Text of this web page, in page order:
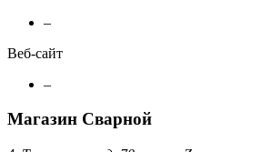
–
Веб-сайт
–
Магазин Сварной